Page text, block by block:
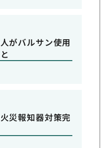
がバルサン使用
災報知器対策完